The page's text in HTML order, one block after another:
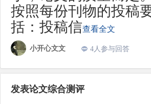
按照每份刊物的投稿
括：投稿信查看全文
小开心文文 4人参与回答
发表论文综合测评